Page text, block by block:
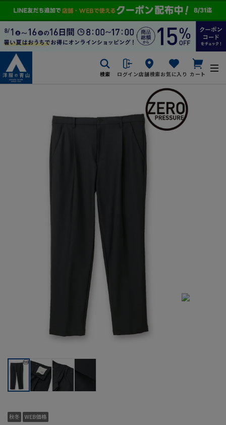
検索 ログイン店舗検索お気に入り カート